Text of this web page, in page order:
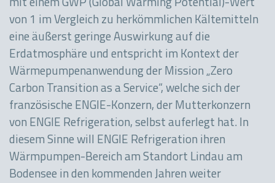
mit einem GWP (Global Warming Potential)-Wert
von 1 im Vergleich zu herkömmlichen Kältemitteln
eine äußerst geringe Auswirkung auf die
Erdatmosphäre und entspricht im Kontext der
Wärmepumpenanwendung der Mission „Zero
Carbon Transition as a Service“, welche sich der
französische ENGIE-Konzern, der Mutterkonzern
von ENGIE Refrigeration, selbst auferlegt hat. In
diesem Sinne will ENGIE Refrigeration ihren
Wärmpumpen-Bereich am Standort Lindau am
Bodensee in den kommenden Jahren weiter